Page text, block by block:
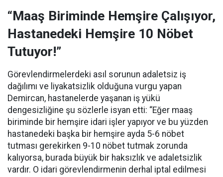
“Maaş Biriminde Hemşire Çalışıyor,
Hastanedeki Hemşire 10 Nöbet
Tutuyor!”
Görevlendirmelerdeki asıl sorunun adaletsiz iş
dağılımı ve liyakatsizlik olduğuna vurgu yapan
Demircan, hastanelerde yaşanan iş yükü
dengesizliğine şu sözlerle isyan etti: “Eğer maaş
biriminde bir hemşire idari işler yapıyor ve bu yüzden
hastanedeki başka bir hemşire ayda 5-6 nöbet
tutması gerekirken 9-10 nöbet tutmak zorunda
kalıyorsa, burada büyük bir haksızlık ve adaletsizlik
vardır. O idari görevlendirmenin derhal iptal edilmesi